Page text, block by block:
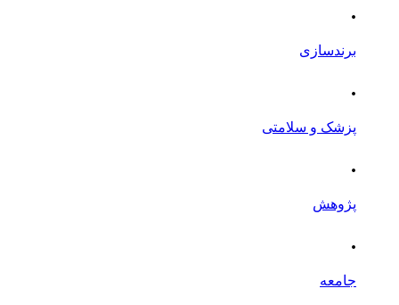
.
برندسازی
.
پزشک و سلامتی
.
پژوهش
.
جامعه